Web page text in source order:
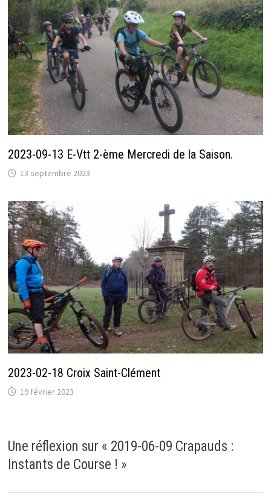
2023-09-13 E-Vtt 2-ème Mercredi de la Saison.
13 septembre 2023
2023-02-18 Croix Saint-Clément
19 février 2023
Une réflexion sur « 2019-06-09 Crapauds :
Instants de Course ! »